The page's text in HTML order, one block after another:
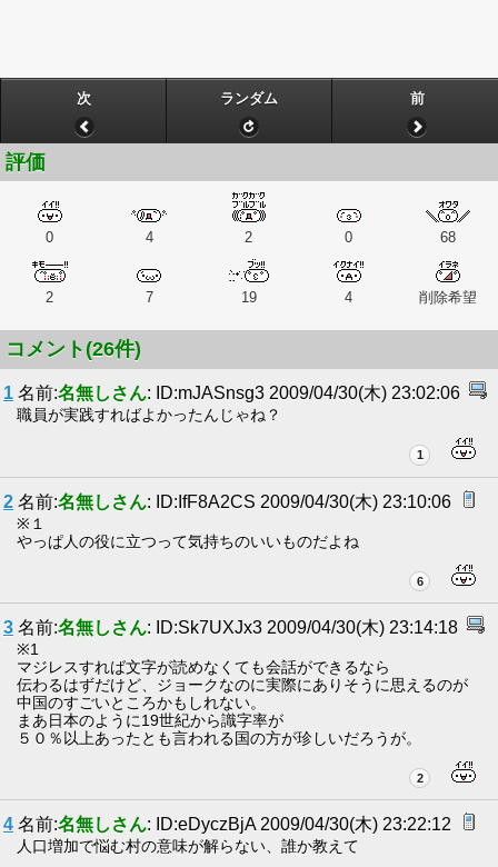
次 ランダム 前
評価
0 4 2 0 68
2 7 19 4 削除希望
コメント(26件)
1 名前:名無しさん: ID:mJASnsg3 2009/04/30(木) 23:02:06
職員が実践すればよかったんじゃね？
1
2 名前:名無しさん: ID:IfF8A2CS 2009/04/30(木) 23:10:06
※１
やっぱ人の役に立つって気持ちのいいものだよね
6
3 名前:名無しさん: ID:Sk7UXJx3 2009/04/30(木) 23:14:18
※1
マジレスすれば文字が読めなくても会話ができるなら
伝わるはずだけど、ジョークなのに実際にありそうに思えるのが
中国のすごいところかもしれない。
まあ日本のように19世紀から識字率が
５０％以上あったとも言われる国の方が珍しいだろうが。
2
4 名前:名無しさん: ID:eDyczBjA 2009/04/30(木) 23:22:12
人口増加で悩む村の意味が解らない、誰か教えて